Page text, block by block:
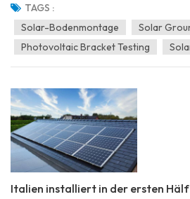
preferred material for fish-solar
solar complementation, and
TAGS :
Solar-Bodenmontage
Solar
Photovoltaic Bracket Testing
Italien installiert in der ersten